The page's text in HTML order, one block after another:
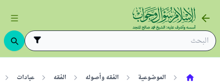
الموضوعية الفقه وأصوله الفقه عبادات